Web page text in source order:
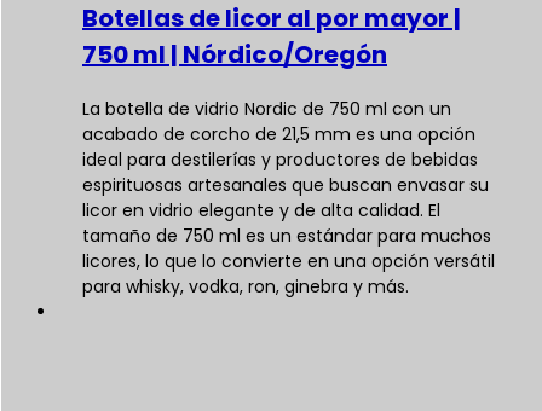
Botellas de licor al por mayor |
750 ml | Nórdico/Oregón
La botella de vidrio Nordic de 750 ml con un
acabado de corcho de 21,5 mm es una opción
ideal para destilerías y productores de bebidas
espirituosas artesanales que buscan envasar su
licor en vidrio elegante y de alta calidad. El
tamaño de 750 ml es un estándar para muchos
licores, lo que lo convierte en una opción versátil
para whisky, vodka, ron, ginebra y más.